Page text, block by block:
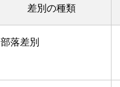
差別の種類
部落差別